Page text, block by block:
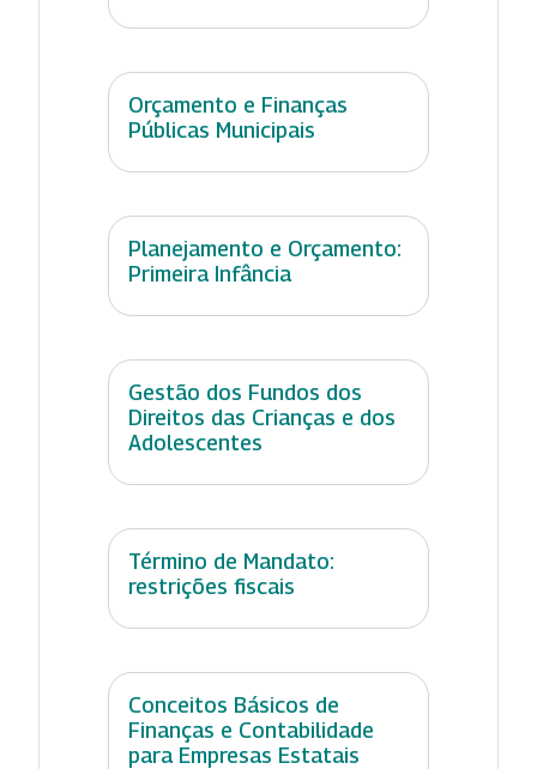
Orçamento e Finanças
Públicas Municipais
Planejamento e Orçamento:
Primeira Infância
Gestão dos Fundos dos
Direitos das Crianças e dos
Adolescentes
Término de Mandato:
restrições fiscais
Conceitos Básicos de
Finanças e Contabilidade
para Empresas Estatais